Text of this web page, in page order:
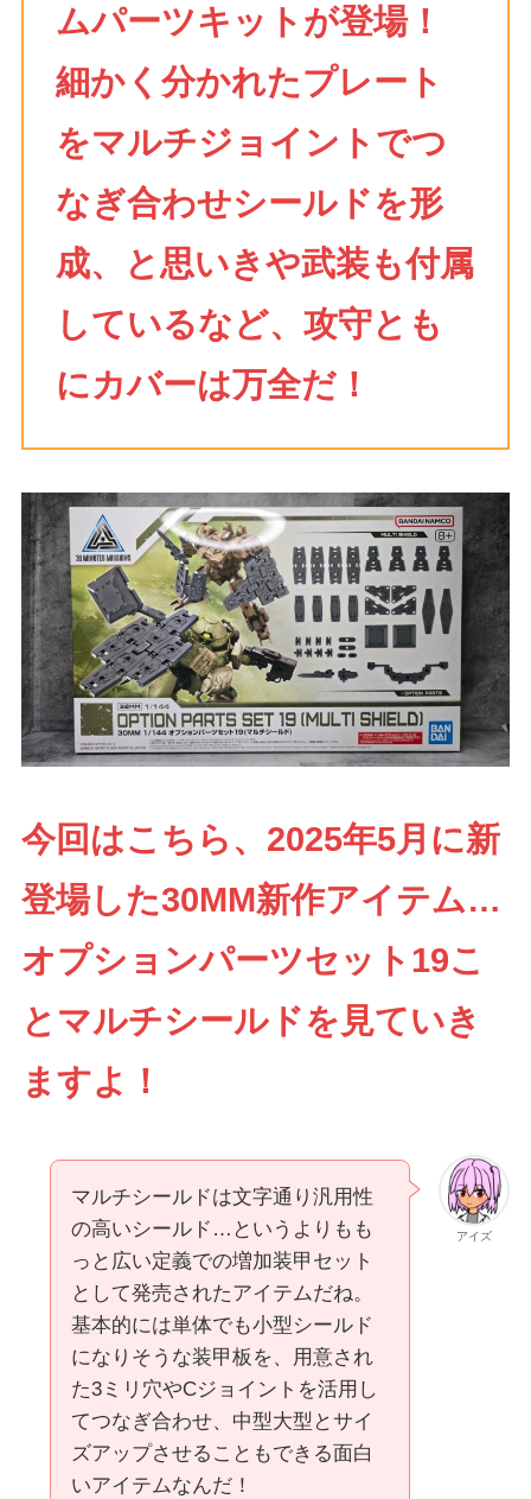
ムパーツキットが登場！
細かく分かれたプレート
をマルチジョイントでつ
なぎ合わせシールドを形
成、と思いきや武装も付属
しているなど、攻守とも
にカバーは万全だ！
今回はこちら、2025年5月に新
登場した30MM新作アイテム…
オプションパーツセット19こ
とマルチシールドを見ていき
ますよ！
アイズ
マルチシールドは文字通り汎用性
の高いシールド…というよりもも
っと広い定義での増加装甲セット
として発売されたアイテムだね。
基本的には単体でも小型シールド
になりそうな装甲板を、用意され
た3ミリ穴やCジョイントを活用し
てつなぎ合わせ、中型大型とサイ
ズアップさせることもできる面白
いアイテムなんだ！